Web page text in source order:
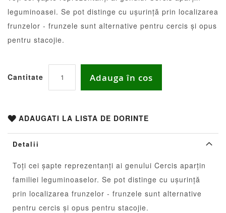
leguminoasei. Se pot distinge cu ușurință prin localizarea
frunzelor - frunzele sunt alternative pentru cercis și opus
pentru stacojie.
Cantitate Adauga în cos
ADAUGATI LA LISTA DE DORINTE
the
images
gallery
Detalii
Toți cei șapte reprezentanți ai genului Cercis aparțin
familiei leguminoaselor. Se pot distinge cu ușurință
prin localizarea frunzelor - frunzele sunt alternative
pentru cercis și opus pentru stacojie.